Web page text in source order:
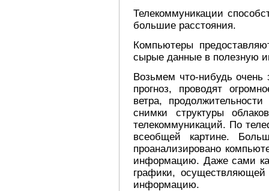
Телекоммуникации
большие расстояния.
Компьютеры
сырые данные в полезную
Возьмем что-нибудь очень
прогноз, проводят
ветра,
снимки структуры
телекоммуникаций. По
всеобщей картине.
проанализировано
информацию. Даже сами
графики,
информацию.